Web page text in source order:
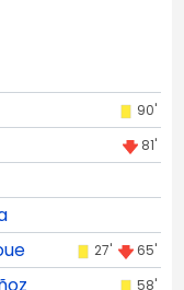
90'
81'
27' 65'
58'